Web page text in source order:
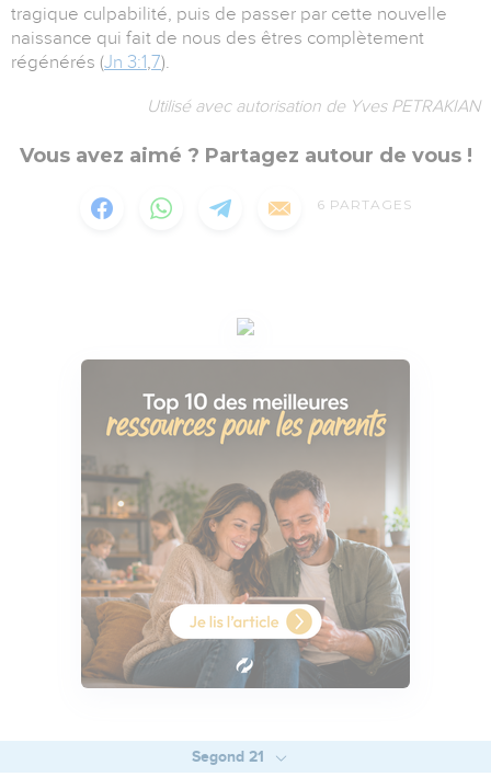
tragique culpabilité, puis de passer par cette nouvelle
naissance qui fait de nous des êtres complètement
régénérés (Jn 3:1,7).
Utilisé avec autorisation de Yves PETRAKIAN
Vous avez aimé ? Partagez autour de vous !
6 PARTAGES
Segond 21